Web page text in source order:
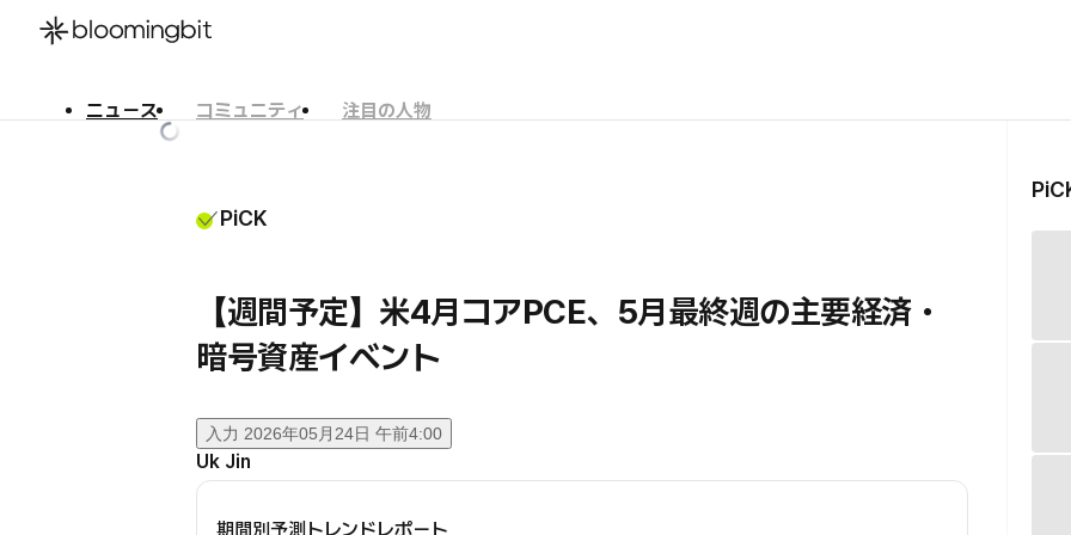
ニュース コミュニティ
注目の人物
PiCK
【週間予定】米4月コアPCE、5月最終週の主要経済・
暗号資産イベント
入力 2026年05月24日 午前4:00
Uk Jin
期間別予測トレンドレポート